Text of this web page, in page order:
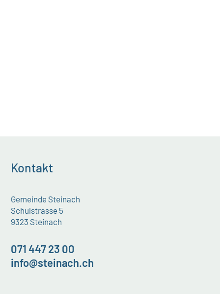
Kontakt
Gemeinde Steinach
Schulstrasse 5
9323 Steinach
071 447 23 00
info@steinach.ch